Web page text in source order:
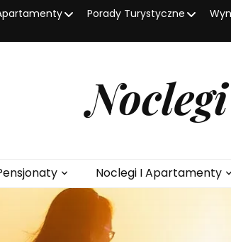
Porady Turystyczne
Noclegi I Apartamenty